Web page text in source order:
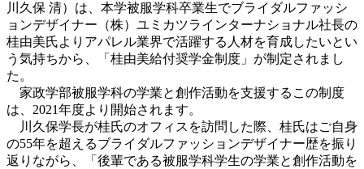
川久保 清）は、本学被服学科卒業生でブライダルファッシ
ョンデザイナー（株）ユミカツラインターナショナル社長の
桂由美氏よりアパレル業界で活躍する人材を育成したいとい
う気持ちから、「桂由美給付奨学金制度」が制定されまし
た。
家政学部被服学科の学業と創作活動を支援するこの制度
は、2021年度より開始されます。
川久保学長が桂氏のオフィスを訪問した際、桂氏はご自身
の55年を超えるブライダルファッションデザイナー歴を振り
返りながら、「後輩である被服学科学生の学業と創作活動を